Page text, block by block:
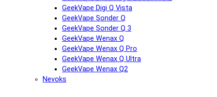
GeekVape Digi Q Vista
GeekVape Sonder Q
GeekVape Sonder Q 3
GeekVape Wenax Q
GeekVape Wenax Q Pro
GeekVape Wenax Q Ultra
GeekVape Wenax Q2
Nevoks